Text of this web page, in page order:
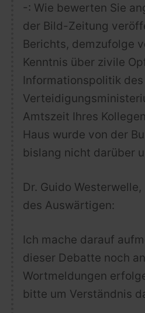
-: Wie bewerten Sie
der Bild-Zeitung
Berichts, demzufolge
Kenntnis über zivile
Informationspolitik des
Amtszeit Ihres
Haus wurde von der
bislang nicht darüber
Dr. Guido Westerwelle,
des Auswärtigen:
Ich mache darauf
dieser Debatte noch
Wortmeldungen
bitte um Verständnis